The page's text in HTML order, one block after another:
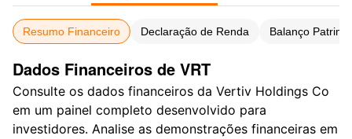
Resumo Financeiro Declaração de Renda Balanço
Dados Financeiros de VRT
Consulte os dados financeiros da Vertiv Holdings Co
em um painel completo desenvolvido para
investidores. Analise as demonstrações financeiras em